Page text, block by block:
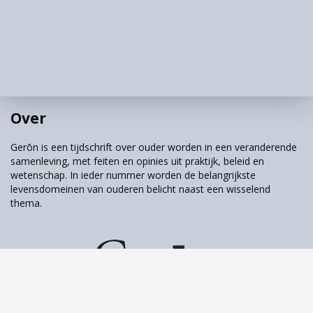
Dit is de reden dat de kunstenaar, Janine
leverde aan het onderzoek. Zij maakte een
reeks portretten van mensen vóór en ná
deelname aan hun kunstactiviteit. Wat ziet u?
Wat voelt u? Ziet u verschil?
Over
Gerōn is een tijdschrift over ouder worden in een veranderende
samenleving, met feiten en opinies uit praktijk, beleid en
wetenschap. In ieder nummer worden de belangrijkste
levensdomeinen van ouderen belicht naast een wisselend
thema.